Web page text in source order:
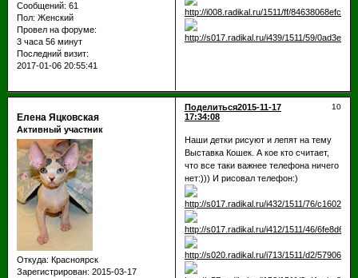
Сообщений: 61
Пол: Женский
Провел на форуме:
3 часа 56 минут
Последний визит:
2017-01-06 20:55:41
Поделиться 10
2015-11-17
17:34:08
Елена Яцковская
Активный участник
Откуда: Красноярск
Зарегистрирован: 2015-03-17
Наши детки рисуют и лепят на тему
Выставка Кошек. А кое кто считает,
что все таки важнее телефона ничего
нет:))) И рисовал телефон:)